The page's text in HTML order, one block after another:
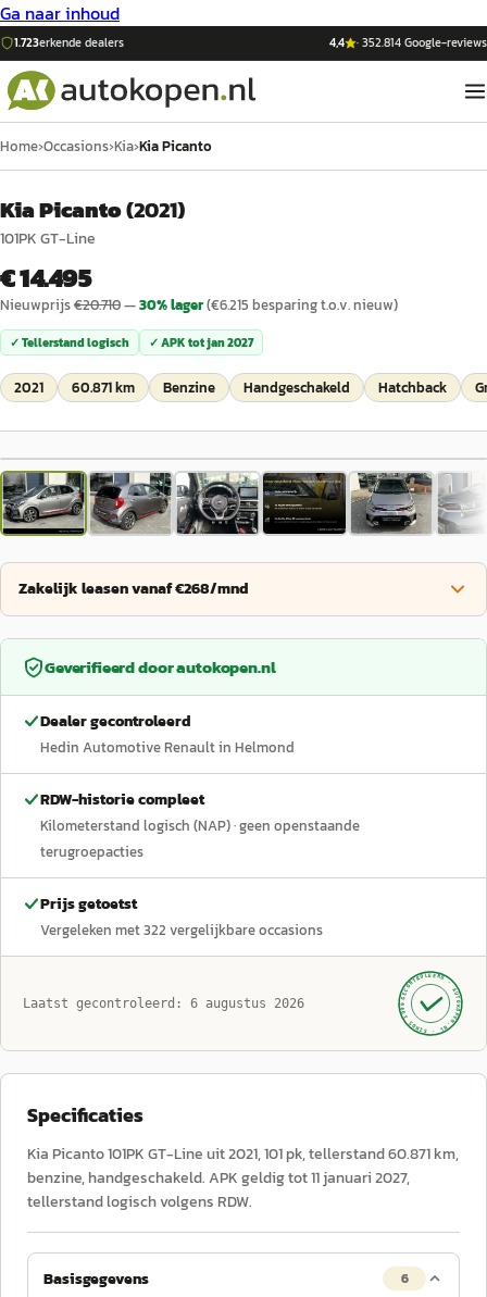
Ga naar inhoud
1.723erkende dealers 4,4 ·352.814Google-reviews
Home›Occasions›Kia›Kia Picanto
Kia Picanto(2021)
101PK GT-Line
€ 14.495
Nieuwprijs€20.710—30% lager(€6.215 besparing t.o.v. nieuw)
✓ Tellerstand logisch ✓ APK totjan 2027
2021 60.871 km Benzine Handgeschakeld Hatchback
1/35
Zakelijk leasen vanaf €268/mnd
Geverifieerd doorautokopen.nl
Dealer gecontroleerd
Hedin Automotive Renault in Helmond
RDW-historie compleet
Kilometerstand logisch (NAP)· geen openstaande
terugroepacties
Prijs getoetst
Vergeleken met322 vergelijkbare occasions
Laatst gecontroleerd: 6 augustus 2026 GECONTROLEERD ·
AUTOKOPEN.NL
· SINDS 1999 ·
Specificaties
Kia Picanto 101PK GT-Line uit 2021, 101 pk, tellerstand 60.871 km,
benzine, handgeschakeld. APK geldig tot 11 januari 2027,
tellerstand logisch volgens RDW.
Basisgegevens 6